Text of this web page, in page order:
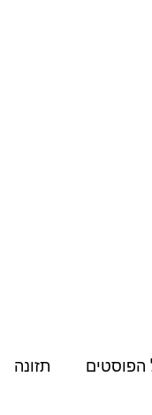
הפוסטים תזונה